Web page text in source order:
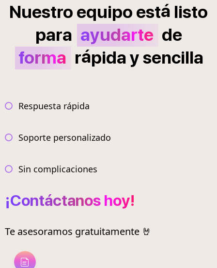
Nuestro equipo está listo
para ayudarte de
forma rápidaysencilla
Respuesta rápida
Soporte personalizado
Sin complicaciones
¡Contáctanos hoy!
Te asesoramos gratuitamente 🤘